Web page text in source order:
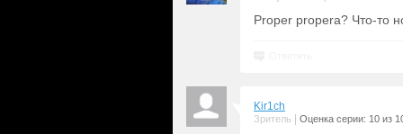
Proper propera? Что-то
Kir1ch
Зритель Оценка серии: 10 из